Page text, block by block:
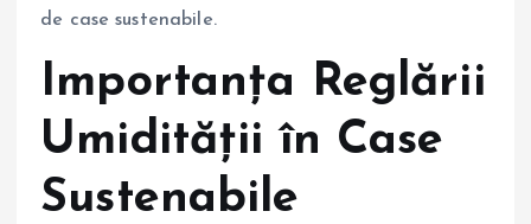
de case sustenabile.
Importanța Reglării
Umidității în Case
Sustenabile